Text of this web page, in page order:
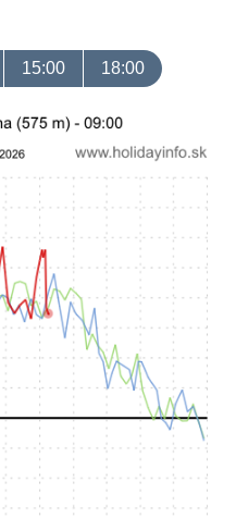
15:00 18:00